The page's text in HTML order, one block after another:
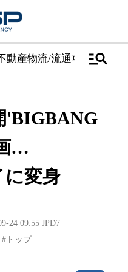
動産物流/流通車 医学/健康
manage_search
'BIGBANG
…
変身
24 09:55 JPD7
#トップ